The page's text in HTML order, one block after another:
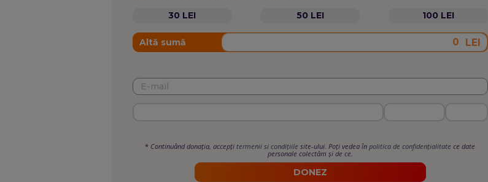
30 LEI
50 LEI 100 LEI
Altă sumă LEI
* Continuând donația, accepțitermenii si condițiile site-ului. Poți vedea înpolitica de confidențialitate ce date
personale colectăm și de ce.
DONEZ